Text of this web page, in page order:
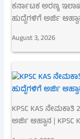
ಕರ್ನಾಟಕ ಅರಣ್ಯ
ಹುದ್ದೆಗಳಿಗೆ ಅರ್ಜಿ
August 3, 2026
KPSC KAS
ಅರ್ಜಿ ಆಹ್ವಾನ | KPSC